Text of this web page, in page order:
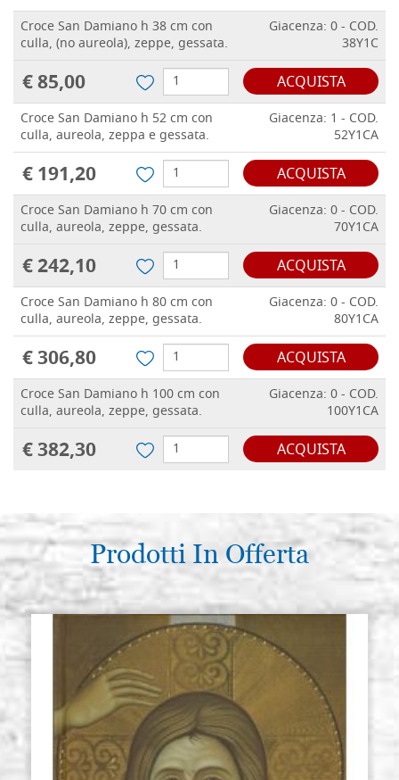
Croce San Damiano h 38 cm con
culla, (no aureola), zeppe, gessata.
Giacenza: 0 - COD.
38Y1C
€ 85,00 ACQUISTA
Croce San Damiano h 52 cm con
culla, aureola, zeppa e gessata.
Giacenza: 1 - COD.
52Y1CA
€ 191,20 ACQUISTA
Croce San Damiano h 70 cm con
culla, aureola, zeppe, gessata.
Giacenza: 0 - COD.
70Y1CA
€ 242,10 ACQUISTA
Croce San Damiano h 80 cm con
culla, aureola, zeppe, gessata.
Giacenza: 0 - COD.
80Y1CA
€ 306,80 ACQUISTA
Croce San Damiano h 100 cm con
culla, aureola, zeppe, gessata.
Giacenza: 0 - COD.
100Y1CA
€ 382,30 ACQUISTA
Prodotti In Offerta